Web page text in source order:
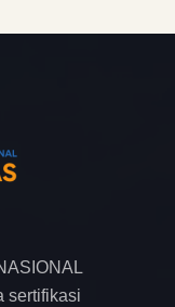
sertifikasi